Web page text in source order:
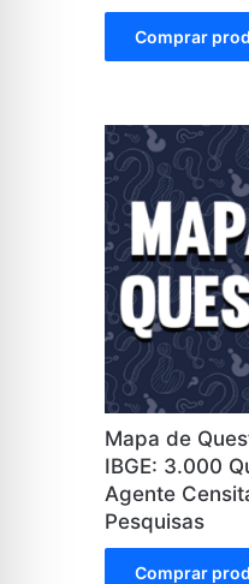
Comprar
Mapa de
IBGE: 3.000
Agente
Pesquisas
Comprar